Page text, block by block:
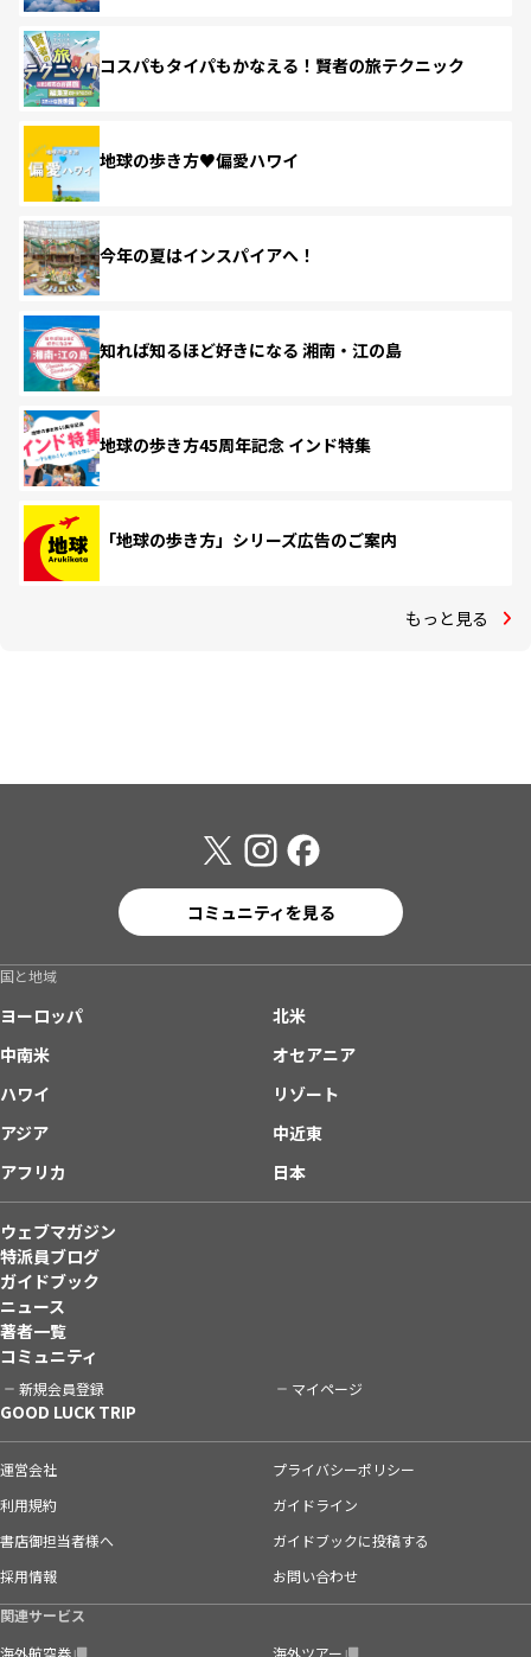
コスパもタイパもかなえる！賢者の旅テクニック
地球の歩き方♥偏愛ハワイ
今年の夏はインスパイアへ！
知れば知るほど好きになる 湘南・江の島
地球の歩き方45周年記念 インド特集
「地球の歩き方」シリーズ広告のご案内
もっと見る
コミュニティを見る
国と地域
ヨーロッパ
北米
中南米
オセアニア
ハワイ
リゾート
アジア
中近東
アフリカ
日本
ウェブマガジン
特派員ブログ
ガイドブック
ニュース
著者一覧
コミュニティ
新規会員登録 マイページ
GOOD LUCK TRIP
運営会社
プライバシーポリシー
利用規約
ガイドライン
書店御担当者様へ
ガイドブックに投稿する
採用情報
お問い合わせ
関連サービス
海外航空券
海外ツアー